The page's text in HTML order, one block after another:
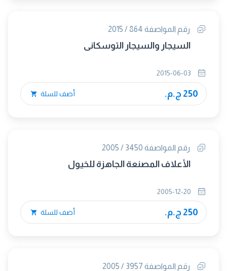
رقم المواصفة 864 / 2015
السيجار والسيجار التوسكانى
250 ج.م. أضف للسلة
رقم المواصفة 3450 / 2005
الأعلاف المصنعة الجاهزة للخيول
250 ج.م. أضف للسلة
رقم المواصفة 3957 / 2005